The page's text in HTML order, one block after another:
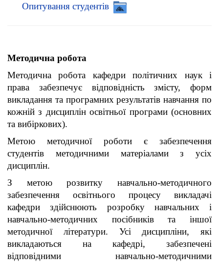
Опитування студентів
Методична робота
Методична робота кафедри політичних наук і
права забезпечує відповідність змісту, форм
викладання та програмних результатів навчання по
кожній з дисциплін освітньої програми (основних
та вибіркових).
Метою методичної роботи є забезпечення
студентів методичними матеріалами з усіх
дисциплін.
З метою розвитку навчально-методичного
забезпечення освітнього процесу викладачі
кафедри здійснюють розробку навчальних і
навчально-методичних посібників та іншої
методичної літератури. Усі дисципліни, які
викладаються на кафедрі, забезпечені
відповідними навчально-методичними